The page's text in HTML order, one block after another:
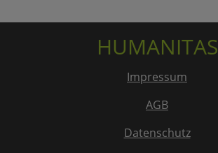
HUMANITAS
Impressum
AGB
Datenschutz